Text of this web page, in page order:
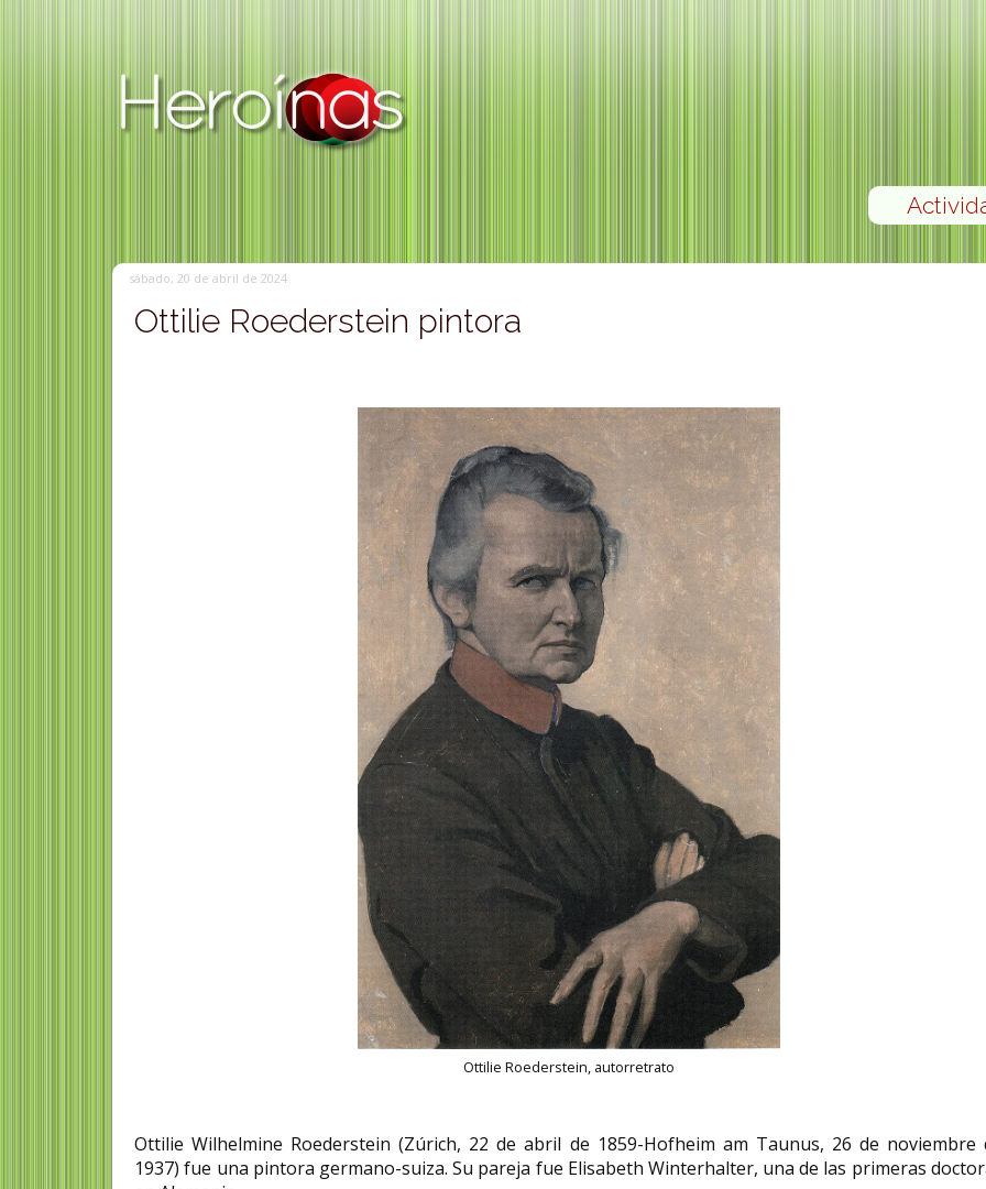
sábado, 20 de abril de 2024
Ottilie Roederstein pintora
Ottilie Roederstein, autorretrato
Ottilie Wilhelmine Roederstein (Zúrich, 22 de abril de 1859-Hofheim am Taunus, 26 de noviembre
1937) fue una pintora germano-suiza. Su pareja fue Elisabeth Winterhalter, una de las primeras
británica
Carrie Reichardt (Londres, 1966) es
una artista británica representante
Martha Craven
York, 6 de mayo de